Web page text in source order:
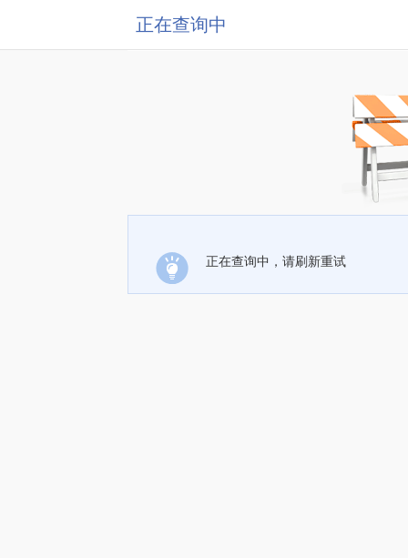
正在查询中
正在查询中，请刷新重试